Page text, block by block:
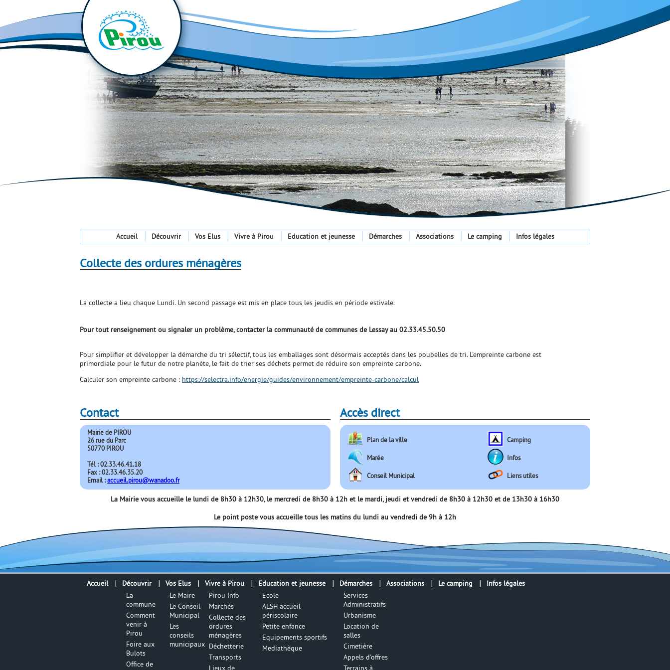
Accueil Découvrir Vos Elus Vivre à Pirou Education et jeunesse Démarches Associations Le camping Infos légales
Collecte des ordures ménagères
La collecte a lieu chaque Lundi. Un second passage est mis en place tous les jeudis en période estivale.
Pour tout renseignement ou signaler un problème, contacter la communauté de communes de Lessay au 02.33.45.50.50
Pour simplifier et développer la démarche du tri sélectif, tous les emballages sont désormais acceptés dans les poubelles de tri. L'empreinte carbone est
primordiale pour le futur de notre planète, le fait de trier ses déchets permet de réduire son empreinte carbone.
Calculer son empreinte carbone : https://selectra.info/energie/guides/environnement/empreinte-carbone/calcul
Contact
Mairie de PIROU
26 rue du Parc
50770 PIROU
Tél : 02.33.46.41.18
Fax : 02.33.46.35.20
Email :accueil.pirou@wanadoo.fr
Accès direct
Plan de la ville Camping
Marée Infos
Conseil Municipal Liens utiles
La Mairie vous accueille le lundi de 8h30 à 12h30, le mercredi de 8h30 à 12h et le mardi, jeudi et vendredi de 8h30 à 12h30 et de 13h30 à 16h30
Le point poste vous accueille tous les matins du lundi au vendredi de 9h à 12h
Accueil
Découvrir
La
commune
Comment
venir à
Pirou
Foire aux
Bulots
Office de
Vos Elus
Le Maire
Le Conseil
Municipal
Les
conseils
municipaux
Vivre à Pirou
Pirou Info
Marchés
Collecte des
ordures
ménagères
Déchetterie
Transports
Lieux de
Education et jeunesse
Ecole
ALSH accueil
périscolaire
Petite enfance
Equipements sportifs
Mediathèque
Démarches
Services
Administratifs
Urbanisme
Location de
salles
Cimetière
Appels d'offres
Terrains à
Associations Le camping Infos légales